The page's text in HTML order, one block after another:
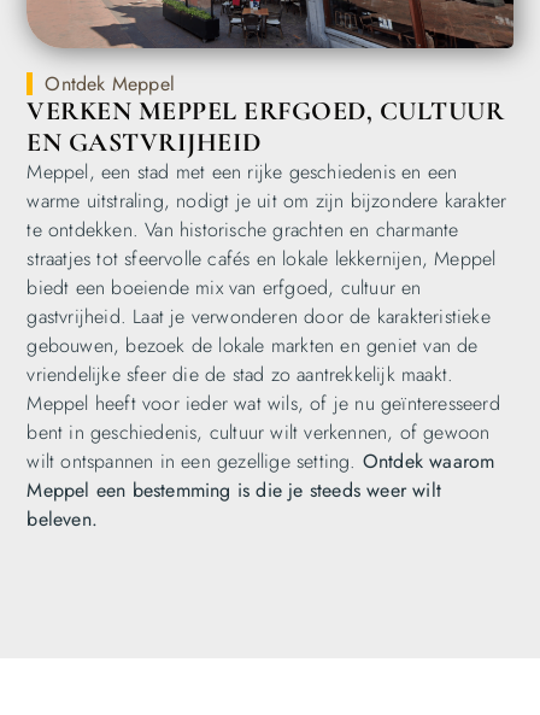
Ontdek Meppel
VERKEN MEPPEL ERFGOED, CULTUUR
EN GASTVRIJHEID
Meppel, een stad met een rijke geschiedenis en een
warme uitstraling, nodigt je uit om zijn bijzondere karakter
te ontdekken. Van historische grachten en charmante
straatjes tot sfeervolle cafés en lokale lekkernijen, Meppel
biedt een boeiende mix van erfgoed, cultuur en
gastvrijheid. Laat je verwonderen door de karakteristieke
gebouwen, bezoek de lokale markten en geniet van de
vriendelijke sfeer die de stad zo aantrekkelijk maakt.
Meppel heeft voor ieder wat wils, of je nu geïnteresseerd
bent in geschiedenis, cultuur wilt verkennen, of gewoon
wilt ontspannen in een gezellige setting. Ontdek waarom
Meppel een bestemming is die je steeds weer wilt
beleven.